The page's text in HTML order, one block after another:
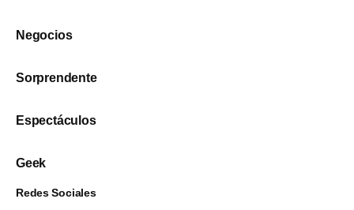
Negocios
Sorprendente
Espectáculos
Geek
Redes Sociales